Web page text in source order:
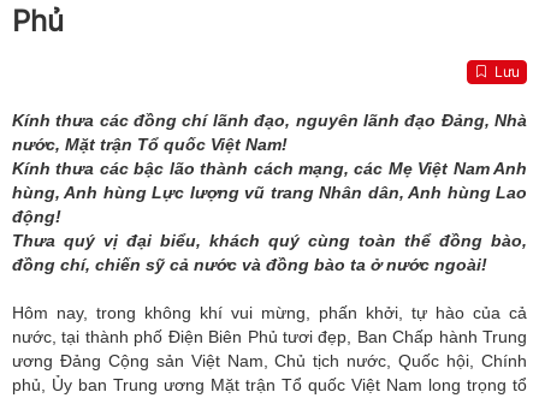
Phủ
Lưu
Kính thưa các đồng chí lãnh đạo, nguyên lãnh đạo Đảng, Nhà
nước, Mặt trận Tổ quốc Việt Nam!
Kính thưa các bậc lão thành cách mạng, các Mẹ Việt Nam Anh
hùng, Anh hùng Lực lượng vũ trang Nhân dân, Anh hùng Lao
động!
Thưa quý vị đại biểu, khách quý cùng toàn thể đồng bào,
đồng chí, chiến sỹ cả nước và đồng bào ta ở nước ngoài!
Hôm nay, trong không khí vui mừng, phấn khởi, tự hào của cả
nước, tại thành phố Điện Biên Phủ tươi đẹp, Ban Chấp hành Trung
ương Đảng Cộng sản Việt Nam, Chủ tịch nước, Quốc hội, Chính
phủ, Ủy ban Trung ương Mặt trận Tổ quốc Việt Nam long trọng tổ